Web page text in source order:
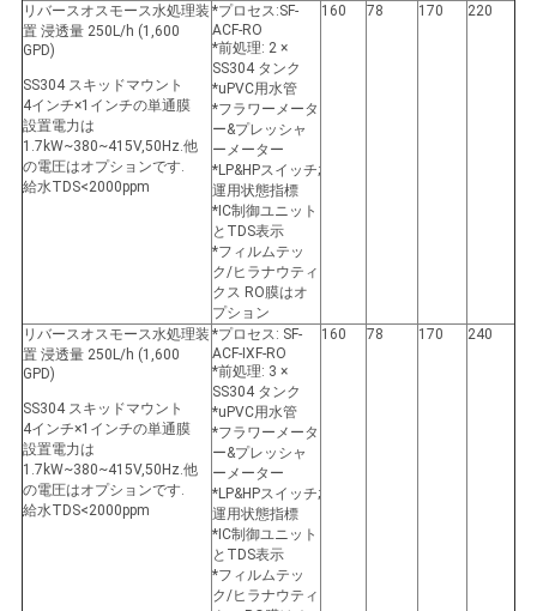
リバースオスモース水処理装
置 浸透量 250L/h (1,600
GPD)
SS304 スキッドマウント
4インチ×1インチの単通膜
設置電力は
1.7kW~380~415V,50Hz.他
の電圧はオプションです.
給水TDS<2000ppm
*プロセス:SF-
ACF-RO
*前処理: 2 ×
SS304 タンク
*uPVC用水管
*フラワーメータ
ー&プレッシャ
ーメーター
*LP&HPスイッチ;
運用状態指標
*IC制御ユニット
とTDS表示
*フィルムテッ
ク/ヒラナウティ
クス RO膜はオ
プション
160 78 170 220
リバースオスモース水処理装
置 浸透量 250L/h (1,600
GPD)
SS304 スキッドマウント
4インチ×1インチの単通膜
設置電力は
1.7kW~380~415V,50Hz.他
の電圧はオプションです.
給水TDS<2000ppm
*プロセス: SF-
ACF-IXF-RO
*前処理: 3 ×
SS304 タンク
*uPVC用水管
*フラワーメータ
ー&プレッシャ
ーメーター
*LP&HPスイッチ;
運用状態指標
*IC制御ユニット
とTDS表示
*フィルムテッ
ク/ヒラナウティ
160 78 170 240